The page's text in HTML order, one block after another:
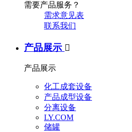
需要产品服务？
需求意见表
联系我们
产品展示 
产品展示
化工成套设备
产品成型设备
分离设备
LY.COM
储罐